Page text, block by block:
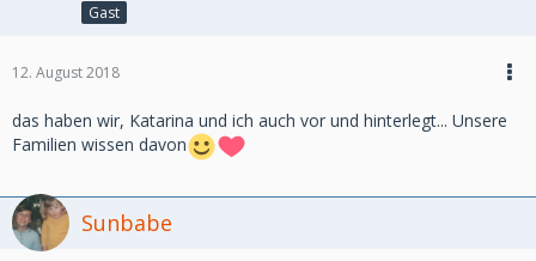
Gast
12. August 2018
das haben wir, Katarina und ich auch vor und hinterlegt... Unsere
Familien wissen davon
Sunbabe